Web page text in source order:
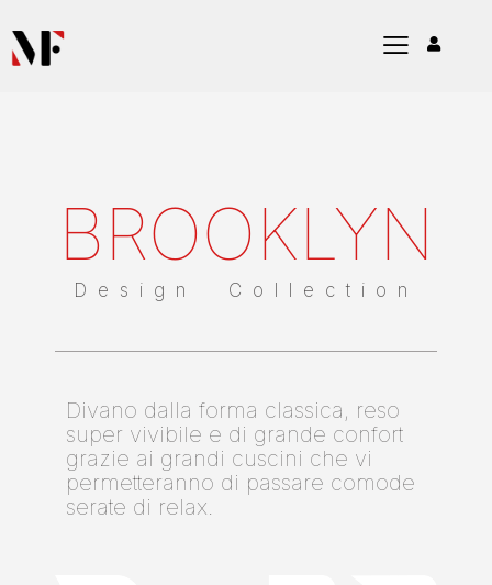
BROOKLYN
Design Collection
Divano dalla forma classica, reso
super vivibile e di grande confort
grazie ai grandi cuscini che vi
permetteranno di passare comode
serate di relax.